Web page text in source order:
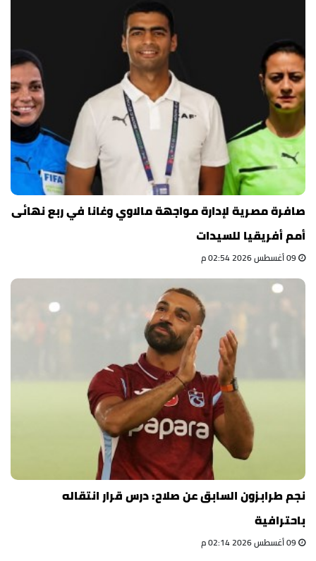
صافرة مصرية لإدارة مواجهة مالاوي وغانا في ربع نهائى
أمم أفريقيا للسيدات
نجم طرابزون السابق عن صلاح: درس قرار انتقاله
باحترافية